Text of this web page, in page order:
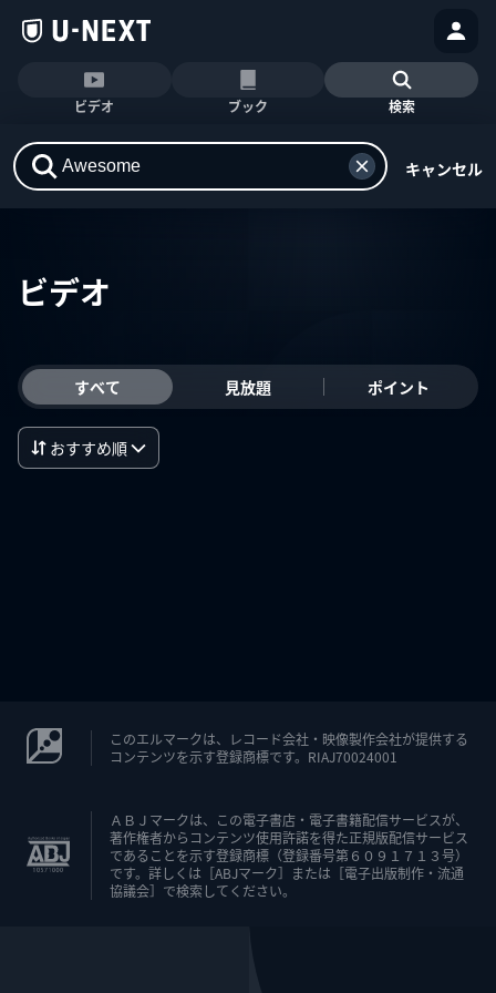
ビデオ ブック 検索
キャンセル
ビデオ
すべて 見放題 ポイント
おすすめ順
このエルマークは、レコード会社・映像製作会社が提供する
コンテンツを示す登録商標です。RIAJ70024001
ＡＢＪマークは、この電子書店・電子書籍配信サービスが、
著作権者からコンテンツ使用許諾を得た正規版配信サービス
であることを示す登録商標（登録番号第６０９１７１３号）
です。詳しくは［ABJマーク］または［電子出版制作・流通
協議会］で検索してください。